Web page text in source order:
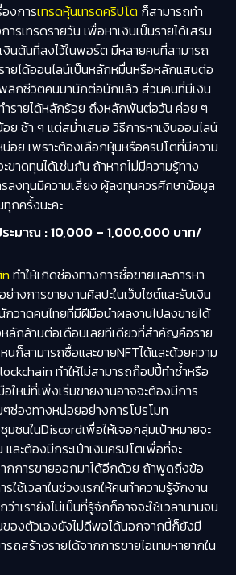
งการเทรดหุ้นเทรดคริปโต ก็สามารถทำ
ารเทรดรายวัน เพื่อหาเงินเป็นรายได้เสริม
งินต้นที่ลงไว้ในพอร์ต มีหลายคนที่สามารถ
ายได้ออนไลน์เป็นหลักหมื่นหรือหลักแสนต่อ
พลิกชีวิตคนมานักต่อนักแล้ว ส่วนคนที่มีเงิน
ำรายได้หลักร้อย ถึงหลักพันต่อวัน ค่อย ๆ
อย ช้า ๆ แต่สม่ำเสมอ วิธีการหาเงินออนไลน์
อย เพราะต้องเลือกหุ้นหรือคริปโตที่มีความ
าดทุนได้เช่นกัน ถ้าหากไม่มีความรู้ทาง
ลงทุนมีความเสี่ยง ผู้ลงทุนควรศึกษาข้อมูล
กครั้งนะคะ
ระมาณ : 10,000 – 1,000,000 บาท/
ทำให้เกิดช่องทางการซื้อขายและการหา
างการขายงานศิลปะในเว็บไซต์และรับเงิน
วาดคนไทยที่มีฝีมือนำผลงานไปลงขายได้
ลักล้านต่อเดือนเลยทีเดียวที่สำคัญคือราย
นก็สามารถซื้อและขายNFTได้และด้วยความ
ทำให้ไม่สามารถก๊อปปี้ทำซ้ำหรือ
ใหม่ที่เพิ่งเริ่มขายงานอาจจะต้องมีการ
ๆช่องทางหน่อยอย่างการโปรโมท
ชนในDiscordเพื่อให้เจอกลุ่มเป้าหมายจะ
และต้องมีกระเป๋าเงินคริปโตเพื่อที่จะ
กการขายออกมาได้อีกด้วย ถ้าพูดถึงข้อ
ใช้เวลาในช่วงแรกให้คนทำความรู้จักงาน
าเรายังไม่เป็นที่รู้จักก็อาจจะใช้เวลานานจน
ของตัวเองยังไม่ดีพอได้นอกจากนี้ก็ยังมี
รถสร้างรายได้จากการขายไอเทมหายากใน